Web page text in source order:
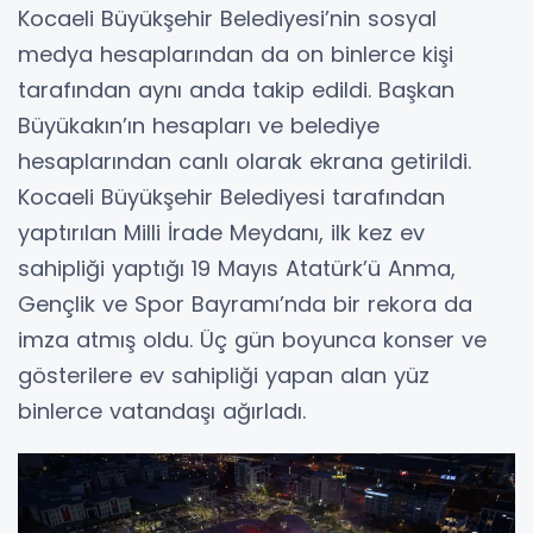
Kocaeli Büyükşehir Belediyesi’nin sosyal
medya hesaplarından da on binlerce kişi
tarafından aynı anda takip edildi. Başkan
Büyükakın’ın hesapları ve belediye
hesaplarından canlı olarak ekrana getirildi.
Kocaeli Büyükşehir Belediyesi tarafından
yaptırılan Milli İrade Meydanı, ilk kez ev
sahipliği yaptığı 19 Mayıs Atatürk’ü Anma,
Gençlik ve Spor Bayramı’nda bir rekora da
imza atmış oldu. Üç gün boyunca konser ve
gösterilere ev sahipliği yapan alan yüz
binlerce vatandaşı ağırladı.